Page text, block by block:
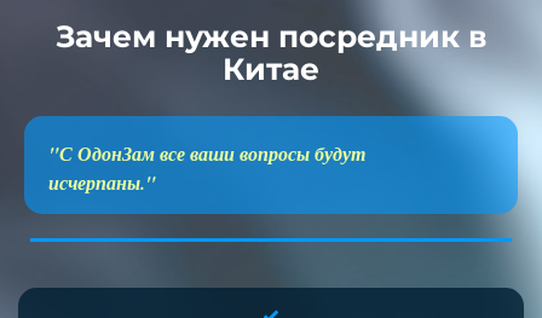
Зачем нужен посредник в
Китае
"С ОдонЗам все ваши вопросы будут
исчерпаны."